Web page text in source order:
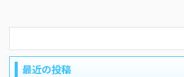
最近の投稿